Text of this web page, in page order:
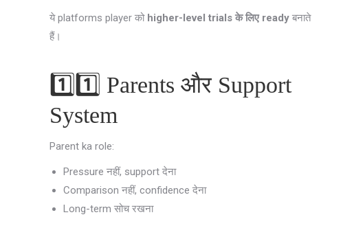
ये platforms player को higher-level trials के लिए ready बनाते
हैं।
1️⃣1️⃣ Parents और Support
System
Parent ka role:
Pressure नहीं, support देना
Comparison नहीं, confidence देना
Long-term सोच रखना